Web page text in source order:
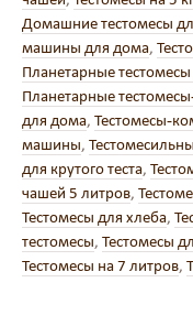
Домашние тестомесы
машины для дома,
Планетарные
Планетарные
для дома, Тестомесы-
машины,
для крутого теста,
чашей 5 литров,
Тестомесы для хлеба,
тестомесы, Тестомесы
Тестомесы на 7 литров,